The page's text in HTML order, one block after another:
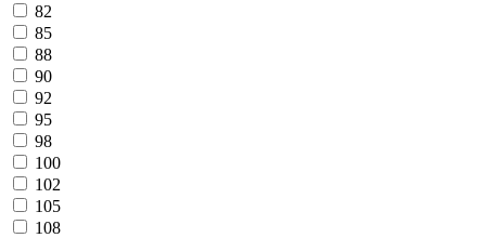
82
85
88
90
92
95
98
100
102
105
108